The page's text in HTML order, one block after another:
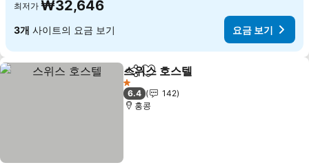
최저가 ₩32,646
3개 사이트의 요금 보기 요금 보기
공유 즐겨찾기에 추가
스위스 호스텔
1 성급
6.4
142
홍콩